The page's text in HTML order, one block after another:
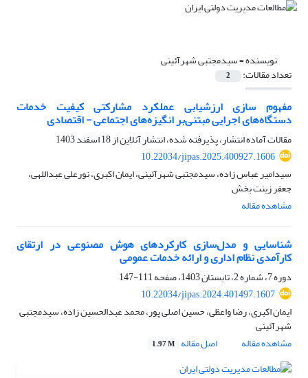
نویسنده =سیدمجتبی شهرآئینی
تعداد مقالات: 2
مفهوم سازی ارزشیابی عملکرد مشارکتی کیفیت خدمات
دستگاه‌های اجرایی مبتنی‌بر انگیزه‌های اجتماعی - اقتصادی
مقالات آماده انتشار، پذیرفته شده، انتشار آنلاین از18 اسفند 1403
10.22034/jipas.2025.400927.1606
سیدامیر عباس زاده، سیدمجتبی شهرآئینی، ایمان اکبری، نورعلی عبداللهی،
جعفر زینت بخش
مشاهده مقاله
شناسایی و مدل‌سازی کارکردهای هوش مصنوعی در ارتقای
کارآمدی نظام اداری و ارائه خدمات عمومی
دوره 7، شماره 2، تابستان 1403، صفحه
111-147
10.22034/jipas.2024.401497.1607
ایمان اکبری، رضا واعظی، حسین اصلی پور، محمد عبدالحسین زاده، سیدمجتبی
شهرآئینی
مشاهده مقاله
اصل مقاله 1.97 M